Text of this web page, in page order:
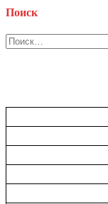
Поиск
Найти: